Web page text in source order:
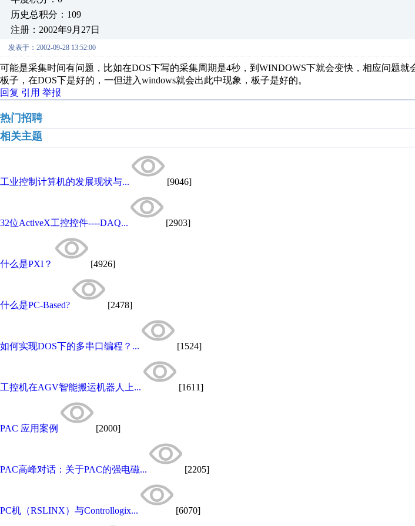
历史总积分：109
注册：2002年9月27日
发表于：2002-09-28 13:52:00
可能是采集时间有问题，比如在DOS下写的采集周期是4秒，到WINDOWS下就会变快，相应问题就
板子，在DOS下是好的，一但进入windows就会出此中现象，板子是好的。
回复 引用 举报
热门招聘
相关主题
工业控制计算机的发展现状与... [9046]
32位ActiveX工控控件----DAQ... [2903]
什么是PXI？ [4926]
什么是PC-Based? [2478]
如何实现DOS下的多串口编程？... [1524]
工控机在AGV智能搬运机器人上... [1611]
PAC 应用案例 [2000]
PAC高峰对话：关于PAC的强电磁... [2205]
PC机（RSLINX）与Controllogix... [6070]